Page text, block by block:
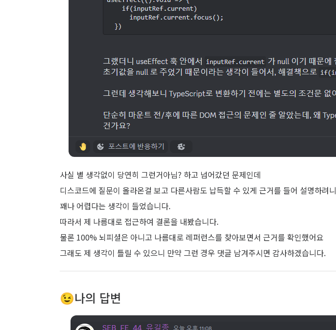
사실 별 생각없이 당연히 그런거아님? 하고 넘어갔던 문제인데
디스코드에 질문이 올라온걸 보고 다른사람도 납득할 수 있게 근거를 들어 설명하려니
꽤나 어렵다는 생각이 들었습니다.
따라서 제 나름대로 접근하여 결론을 내봤습니다.
물론 100% 뇌피셜은 아니고 나름대로 레퍼런스를 찾아보면서 근거를 확인했어요
그래도 제 생각이 틀릴 수 있으니 만약 그런 경우 댓글 남겨주시면 감사하겠습니다.
😉나의 답변